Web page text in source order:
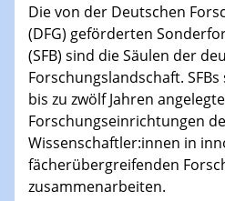
Die von der Deutschen
(DFG) geförderten
(SFB) sind die Säulen der
Forschungslandschaft.
bis zu zwölf Jahren angelegte
Forschungseinrichtungen
Wissenschaftler:innen in
fächerübergreifenden
zusammenarbeiten.